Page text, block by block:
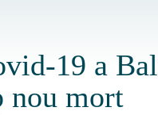
19 a
nou mort